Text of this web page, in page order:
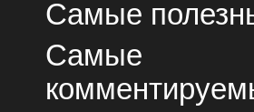
Самые
Самые